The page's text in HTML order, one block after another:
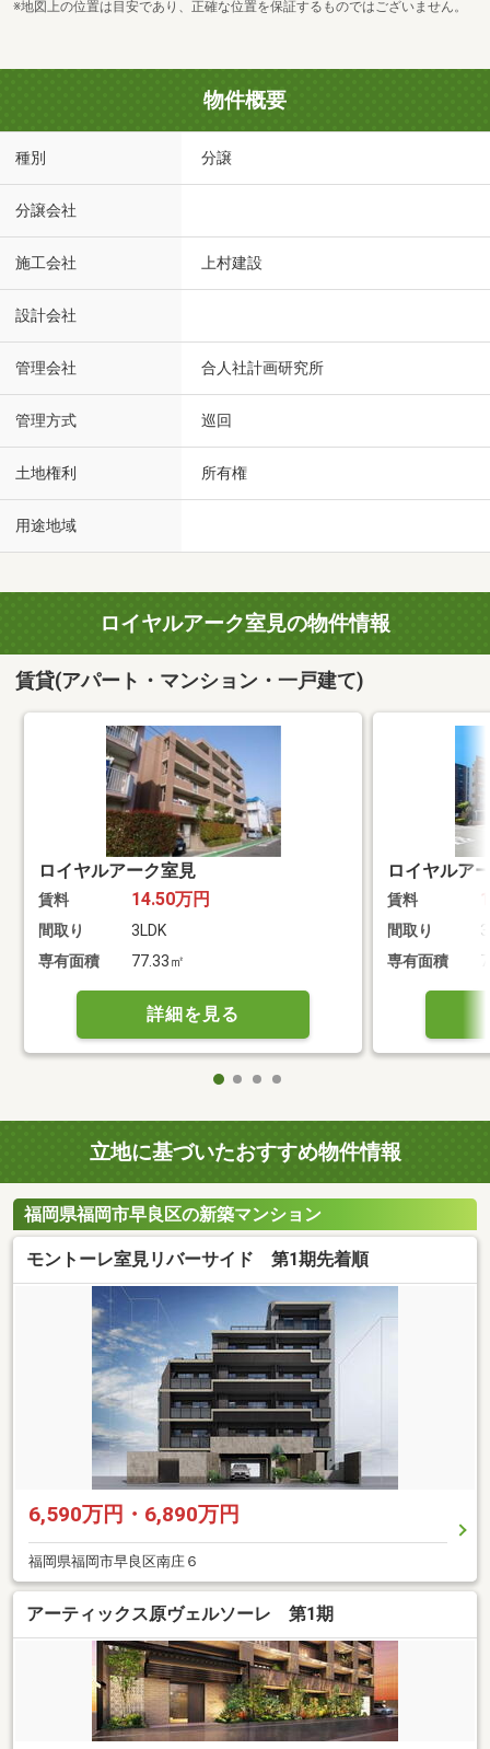
※地図上の位置は目安であり、正確な位置を保証するものではございません。
物件概要
種別 分譲
分譲会社
施工会社 上村建設
設計会社
管理会社 合人社計画研究所
管理方式 巡回
土地権利 所有権
用途地域
ロイヤルアーク室見の物件情報
賃貸(アパート・マンション・一戸建て)
ロイヤルアーク室見
賃料 14.50万円
間取り
3LDK
専有面積
77.33㎡
詳細を見る
ロイヤルア
賃料
間取り
専有面積
立地に基づいたおすすめ物件情報
福岡県福岡市早良区の新築マンション
モントーレ室見リバーサイド 第1期先着順
6,590万円・6,890万円
福岡県福岡市早良区南庄６
アーティックス原ヴェルソーレ 第1期